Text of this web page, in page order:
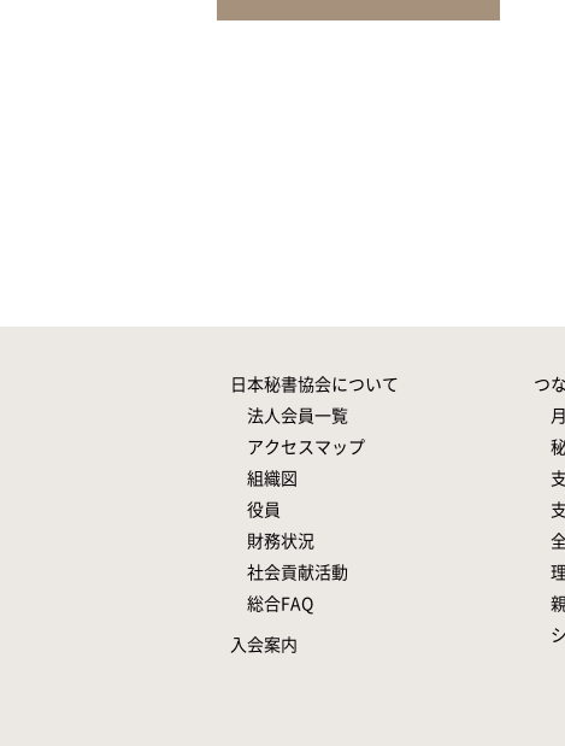
日本秘書協会について
法人会員一覧
アクセスマップ
組織図
役員
財務状況
社会貢献活動
総合FAQ
入会案内
つ